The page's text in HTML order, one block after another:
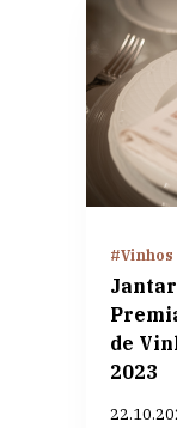
de
2023